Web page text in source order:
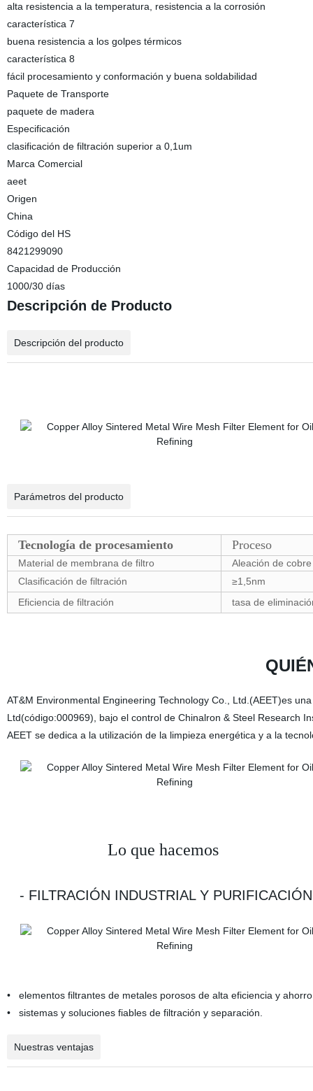
alta resistencia a la temperatura, resistencia a la corrosión
característica 7
buena resistencia a los golpes térmicos
característica 8
fácil procesamiento y conformación y buena soldabilidad
Paquete de Transporte
paquete de madera
Especificación
clasificación de filtración superior a 0,1um
Marca Comercial
aeet
Origen
China
Código del HS
8421299090
Capacidad de Producción
1000/30 días
Descripción de Producto
Descripción del producto
Parámetros del producto
Tecnología de procesamiento Proceso
Material de membrana de filtro
Aleación de cobre
Clasificación de filtración
≥1,5nm
Eficiencia de filtración
tasa de
AT&M Environmental Engineering Technology Co., Ltd.(AEET)es
Ltd(código:000969), bajo el control de Chinalron & Steel Research
AEET se dedica a la utilización de la limpieza energética y a la
Lo que hacemos
- FILTRACIÓN INDUSTRIAL Y
• elementos filtrantes de metales porosos de alta eficiencia y
• sistemas y soluciones fiables de filtración y separación. •
Nuestras ventajas